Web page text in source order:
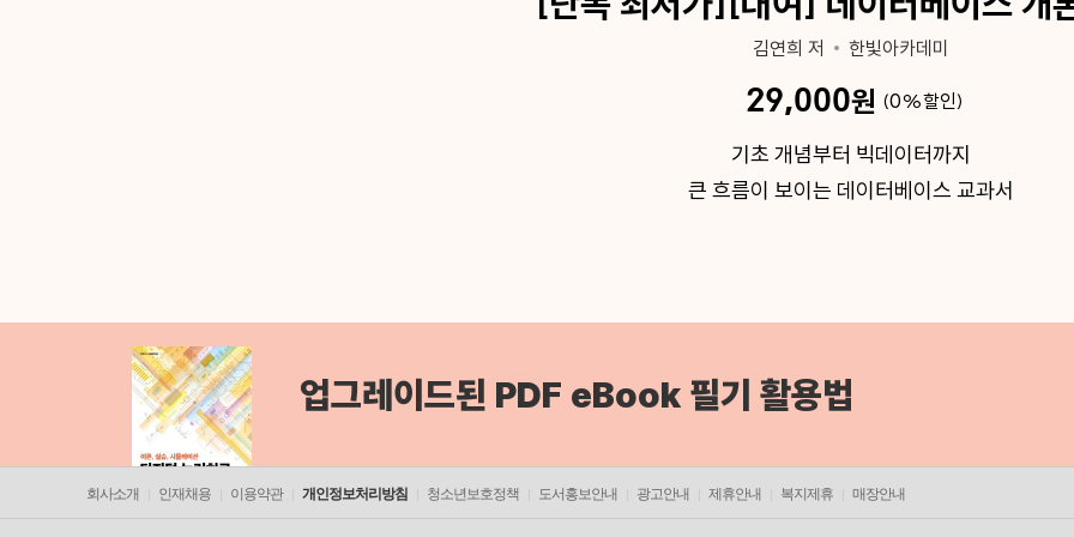
김연희 저 한빛아카데미
29,000원 0%
기초 개념부터 빅데이터까지
큰 흐름이 보이는 데이터베이스 교과서
업그레이드된 PDF eBook 필기 활용법
회사소개 인재채용 이용약관 개인정보처리방침 청소년보호정책 도서홍보안내 광고안내 제휴안내 복지제휴 매장안내